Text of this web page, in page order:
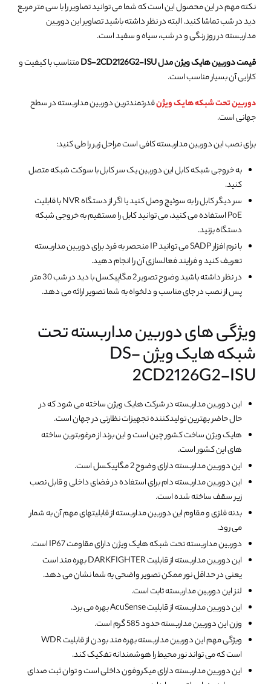
نکته مهم در این محصول این است که شما می توانید تصاویر را با سی متر مربع
دید در شب تماشا کنید. البته در نظر داشته باشید تصاویر این دوربین
مداربسته در روز رنگی و در شب، سیاه و سفید است.
قیمت دوربین هایک ویژن مدل DS-2CD2126G2-ISU
متناسب با کیفیت و
کارایی آن بسیار مناسب است.
دوربین تحت شبکه هایک ویژنقدرتمندترین دوربین مداربسته در سطح
جهانی است.
برای نصب این دوربین مداربسته کافی است مراحل زیر را طی کنید:
به خروجی شبکه کابل این دوربین یک سر کابل با سوکت شبکه متصل
کنید.
سر دیگر کابل را به سوئیچ وصل کنید یا اگر از دستگاه NVR با قابلیت
PoE استفاده می کنید، می توانید کابل را مستقیم به خروجی شبکه
دستگاه بزنید.
با نرم افزار SADP می توانید IP منحصر به فرد برای دوربین مداربسته
تعریف کنید و فرایند فعالسازی آن را انجام دهید.
در نظر داشته باشید وضوح تصویر 2 مگاپیکسل با دید در شب 30 متر
پس از نصب در جای مناسب و دلخواه به شما تصویر ارائه می دهد.
ویژگی های دوربین مداربسته تحت
شبکه هایک ویژن DS-
2CD2126G2-ISU
این دوربین مداربسته در شرکت هایک ویژن ساخته می شود که در
حال حاضر بهترین تولیدکننده تجهیزات نظارتی در جهان است.
هایک ویژن ساخت کشور چین است و این برند از مرغوبترین ساخته
های این کشور است.
این دوربین مداربسته دارای وضوح 2 مگاپیکسل است.
این دوربین مداربسته دام برای استفاده در فضای داخلی و قابل نصب
زیر سقف ساخته شده است.
بدنه فلزی و مقاوم این دوربین مداربسته از قابلیتهای مهم آن به شمار
می رود.
دوربین مداربسته تحت شبکه هایک ویژن دارای مقاومت IP67 است.
این دوربین مداربسته از قابلیت DARKFIGHTER بهره مند است
یعنی در حداقل نور ممکن تصویر واضحی به شما نشان می دهد.
لنز این دوربین مداربسته ثابت است.
این دوربین مداربسته از قابلیت AcuSense بهره می برد.
وزن این دوربین مداربسته حدود 585 گرم است.
ویژگی مهم این دوربین مداربسته بهره مند بودن از قابلیت WDR
است که می تواند نور محیط را هوشمندانه تفکیک کند.
این دوربین مداربسته دارای میکروفون داخلی است و توان ثبت صدای